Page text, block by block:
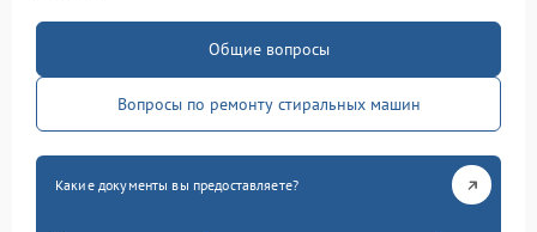
Общие вопросы
Вопросы по ремонту стиральных машин
Какие документы вы предоставляете?